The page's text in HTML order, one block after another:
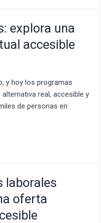
explora una
accesible
y hoy los programas
real, accesible y
de personas en
laborales
oferta